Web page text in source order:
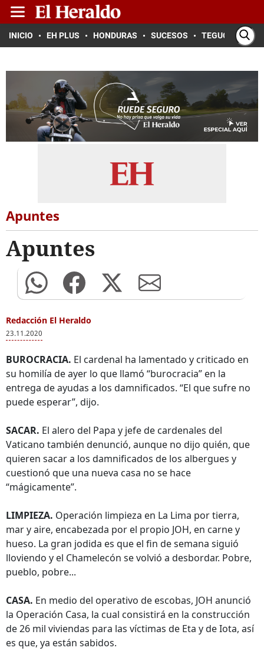
INICIO EH PLUS HONDURAS SUCESOS TEGUCIGALPA
Apuntes
Apuntes
Redacción El Heraldo
23.11.2020
BUROCRACIA. El cardenal ha lamentado y criticado en
su homilía de ayer lo que llamó “burocracia” en la
entrega de ayudas a los damnificados. “El que sufre no
puede esperar”, dijo.
SACAR. El alero del Papa y jefe de cardenales del
Vaticano también denunció, aunque no dijo quién, que
quieren sacar a los damnificados de los albergues y
cuestionó que una nueva casa no se hace
“mágicamente”.
LIMPIEZA. Operación limpieza en La Lima por tierra,
mar y aire, encabezada por el propio JOH, en carne y
hueso. La gran jodida es que el fin de semana siguió
lloviendo y el Chamelecón se volvió a desbordar. Pobre,
pueblo, pobre...
CASA. En medio del operativo de escobas, JOH anunció
la Operación Casa, la cual consistirá en la construcción
de 26 mil viviendas para las víctimas de Eta y de Iota, así
es que, ya están sabidos.